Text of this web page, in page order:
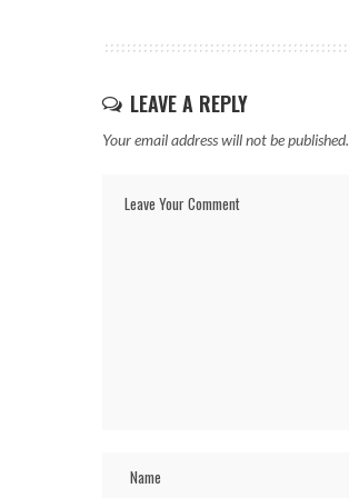
LEAVE A REPLY
Your email address will not be published.